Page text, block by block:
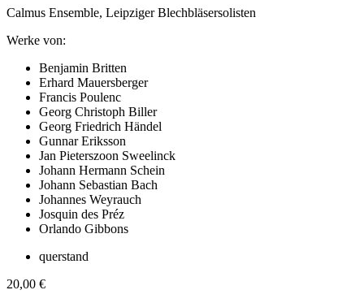
Calmus Ensemble, Leipziger Blechbläsersolisten
Werke von:
Benjamin Britten
Erhard Mauersberger
Francis Poulenc
Georg Christoph Biller
Georg Friedrich Händel
Gunnar Eriksson
Jan Pieterszoon Sweelinck
Johann Hermann Schein
Johann Sebastian Bach
Johannes Weyrauch
Josquin des Préz
Orlando Gibbons
querstand
20,00 €